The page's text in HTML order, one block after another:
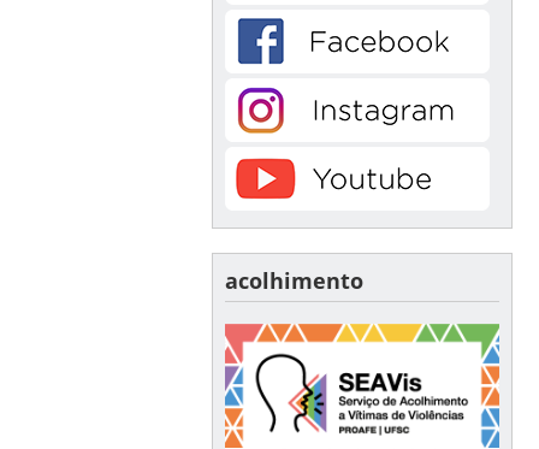
acolhimento